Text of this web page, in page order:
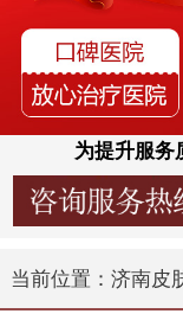
为提升服务
当前位置： 济南皮